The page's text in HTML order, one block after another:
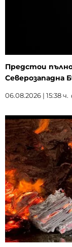
Предстои
Северозападна
06.08.2026 | 15:38 ч.